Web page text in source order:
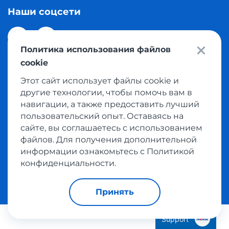
Наши соцсети
© 2026 Meest Shopping доставка покупок с интернет
магазинов мира в Казахстан. Все права защищены
Политика конфиденциальности
Публичная оферта
Условия пользования сервисом выкупа товаров
Политика использования файлов
cookie
Этот сайт использует файлы cookie и
другие технологии, чтобы помочь вам в
навигации, а также предоставить лучший
пользовательский опыт. Оставаясь на
сайте, вы соглашаетесь с использованием
файлов. Для получения дополнительной
информации ознакомьтесь с Политикой
конфиденциальности.
Принять
Support